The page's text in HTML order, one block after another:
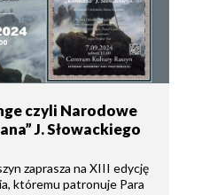
czyli Narodowe
J. Słowackiego
zaprasza na XIII edycję
któremu patronuje Para